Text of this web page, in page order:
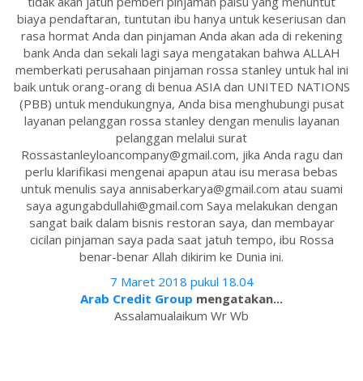
biaya pendaftaran, tuntutan ibu hanya untuk keseriusan dan
rasa hormat Anda dan pinjaman Anda akan ada di rekening
bank Anda dan sekali lagi saya mengatakan bahwa ALLAH
memberkati perusahaan pinjaman rossa stanley untuk hal ini
baik untuk orang-orang di benua ASIA dan UNITED NATIONS
(PBB) untuk mendukungnya, Anda bisa menghubungi pusat
layanan pelanggan rossa stanley dengan menulis layanan
pelanggan melalui surat
Rossastanleyloancompany@gmail.com, jika Anda ragu dan
perlu klarifikasi mengenai apapun atau isu merasa bebas
untuk menulis saya annisaberkarya@gmail.com atau suami
saya agungabdullahi@gmail.com Saya melakukan dengan
sangat baik dalam bisnis restoran saya, dan membayar
cicilan pinjaman saya pada saat jatuh tempo, ibu Rossa
benar-benar Allah dikirim ke Dunia ini.
7 Maret 2018 pukul 18.04
Arab Credit Group mengatakan...
Assalamualaikum Wr Wb